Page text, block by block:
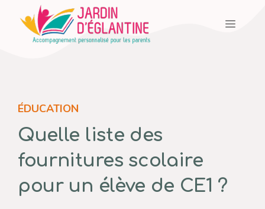
contenu
Menu
ÉDUCATION
Quelle liste des
fournitures scolaire
pour un élève de CE1 ?